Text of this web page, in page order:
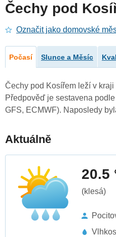
Čechy pod
Označit jako domovské
Počasí Slunce a Měsíc
Čechy pod Kosířem leží v kraji
Předpověď je sestavena
GFS, ECMWF). Naposledy
Aktuálně
20.5
(klesá)